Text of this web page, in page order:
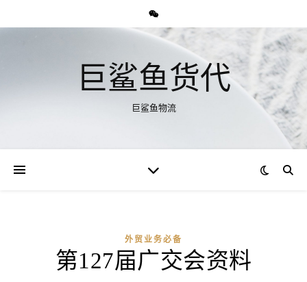
巨鲨鱼货代
巨鲨鱼物流
外贸业务必备
第127届广交会资料